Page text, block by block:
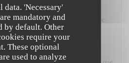
data. 'Necessary'
mandatory and
by default. Other
require your
These optional
used to analyze
avec un service
de plus ? Nous y retournerons avec
to this review